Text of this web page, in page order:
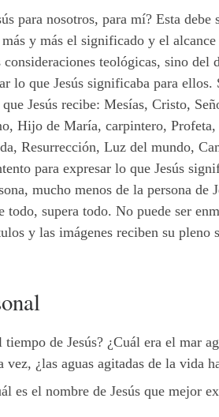
para nosotros, para mí? Esta
y más el significado y el
teológicas, sino del
lo que Jesús significaba para
Jesús recibe: Mesías, Cristo,
Hijo de María, carpintero,
Resurrección, Luz del mundo,
para expresar lo que Jesús
mucho menos de la persona de
supera todo. No puede ser
y las imágenes reciben su
de Jesús? ¿Cuál era el mar
¿las aguas agitadas de la vida
es el nombre de Jesús que mejor